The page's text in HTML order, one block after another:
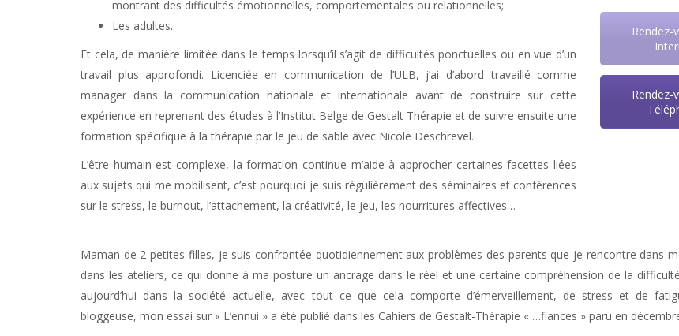
montrant des difficultés émotionnelles, comportementales ou relationnelles;
Les adultes.
Et cela, de manière limitée dans le temps lorsqu’il s’agit de difficultés ponctuelles ou en vue d’un
travail plus approfondi. Licenciée en communication de l’ULB, j’ai d’abord travaillé comme
manager dans la communication nationale et internationale avant de construire sur cette
expérience en reprenant des études à l’Institut Belge de Gestalt Thérapie et de suivre ensuite une
formation spécifique à la thérapie par le jeu de sable avec Nicole Deschrevel.
L’être humain est complexe, la formation continue m’aide à approcher certaines facettes liées
aux sujets qui me mobilisent, c’est pourquoi je suis régulièrement des séminaires et conférences
sur le stress, le burnout, l’attachement, la créativité, le jeu, les nourritures affectives…
Rendez-
Rendez-
Maman de 2 petites filles, je suis confrontée quotidiennement aux problèmes des parents que je rencontre dans
dans les ateliers, ce qui donne à ma posture un ancrage dans le réel et une certaine compréhension de la
aujourd’hui dans la société actuelle, avec tout ce que cela comporte d’émerveillement, de stress et de
bloggeuse, mon essai sur « L’ennui » a été publié dans les Cahiers de Gestalt-Thérapie « …fiances » paru en